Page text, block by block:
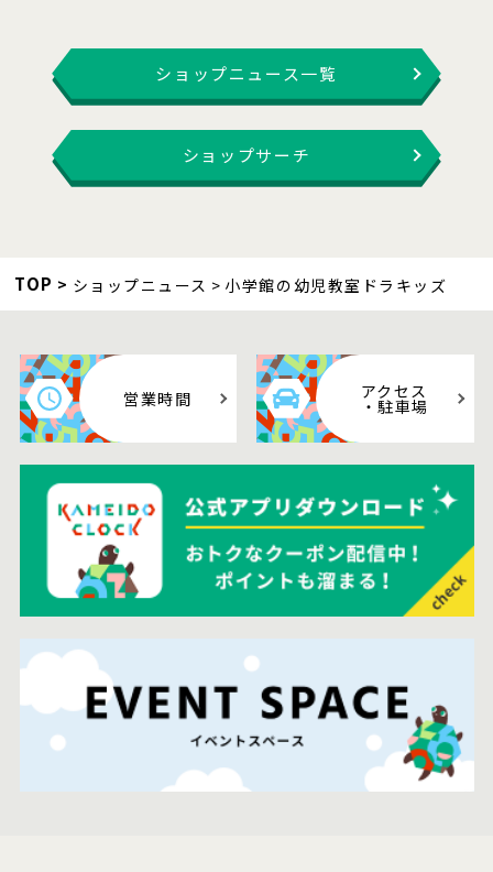
ショップニュース一覧
ショップサーチ
TOP ショップニュース 小学館の幼児教室ドラキッズ
営業時間 アクセス
・駐車場